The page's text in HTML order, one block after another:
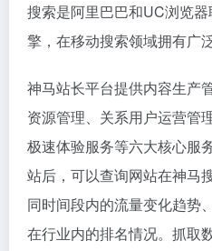
搜索是阿里巴巴和UC浏览
擎，在移动搜索领域拥有广
神马站长平台提供内容生产
资源管理、关系用户运营管
极速体验服务等六大核心服
站后，可以查询网站在神马
同时间段内的流量变化趋势
在行业内的排名情况。抓取